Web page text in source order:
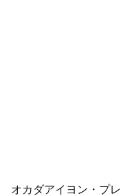
オカダアイヨン・プ